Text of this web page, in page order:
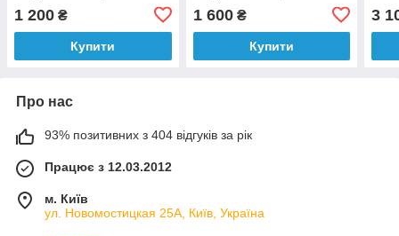
1 200 ₴
Купити
Од. [10]
1 600₴
Купити
30
3
Про нас
93% позитивних з 404 відгуків за рік
Працює з 12.03.2012
м. Київ
ул. Новомостицкая 25А, Київ, Україна